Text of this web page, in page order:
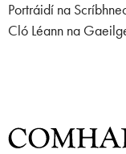
Portráidí na
Cló Léann na